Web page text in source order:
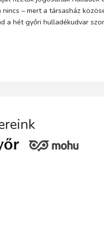
– mert a társasház
a hét győri hulladékudvar